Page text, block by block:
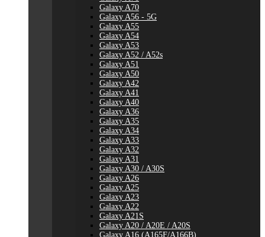
Galaxy A70
Galaxy A56 - 5G
Galaxy A55
Galaxy A54
Galaxy A53
Galaxy A52 / A52s
Galaxy A51
Galaxy A50
Galaxy A42
Galaxy A41
Galaxy A40
Galaxy A36
Galaxy A35
Galaxy A34
Galaxy A33
Galaxy A32
Galaxy A31
Galaxy A30 / A30S
Galaxy A26
Galaxy A25
Galaxy A23
Galaxy A22
Galaxy A21S
Galaxy A20 / A20E / A20S
Galaxy A16 (A165F/A166B)